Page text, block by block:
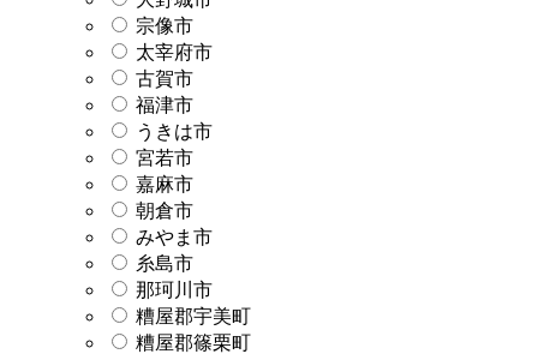
宗像市
太宰府市
古賀市
福津市
うきは市
宮若市
嘉麻市
朝倉市
みやま市
糸島市
那珂川市
糟屋郡宇美町
糟屋郡篠栗町